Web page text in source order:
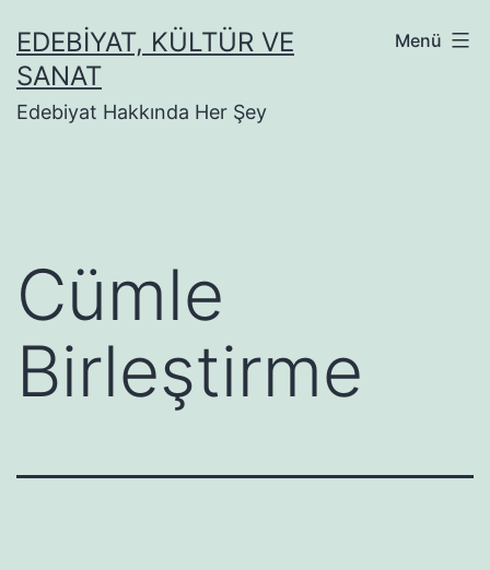
geçEDEBIYAT, KÜLTÜR VE
SANAT
Edebiyat Hakkında Her Şey
Menü
Cümle
Birleştirme